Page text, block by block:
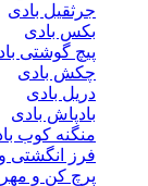
جرثقیل بادی
بکس بادی
پیچ گوشتی
چکش بادی
دریل بادی
بادپاش بادی
منگنه کوب
فرز انگشتی
پرچ کن و